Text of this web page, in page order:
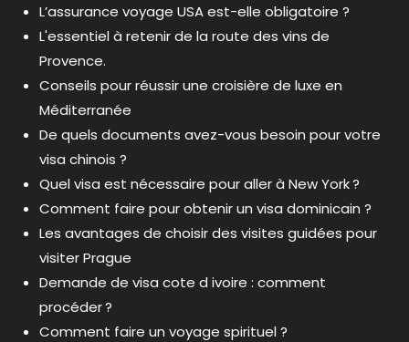
L’assurance voyage USA est-elle obligatoire ?
L'essentiel à retenir de la route des vins de
Provence.
Conseils pour réussir une croisière de luxe en
Méditerranée
De quels documents avez-vous besoin pour votre
visa chinois ?
Quel visa est nécessaire pour aller à New York ?
Comment faire pour obtenir un visa dominicain ?
Les avantages de choisir des visites guidées pour
visiter Prague
Demande de visa cote d ivoire : comment
procéder ?
Comment faire un voyage spirituel ?